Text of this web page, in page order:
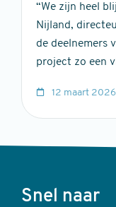
“We zijn heel
Nijland,
de deelnemers
project zo een
12 maart 2026
Voet
Snel naar